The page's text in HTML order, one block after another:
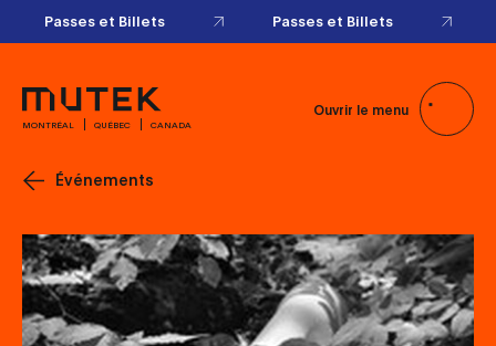
Passes et Billets Passes et Billets
MONTRÉAL QUÉBEC CANADA
Ouvrir le menu
Événements